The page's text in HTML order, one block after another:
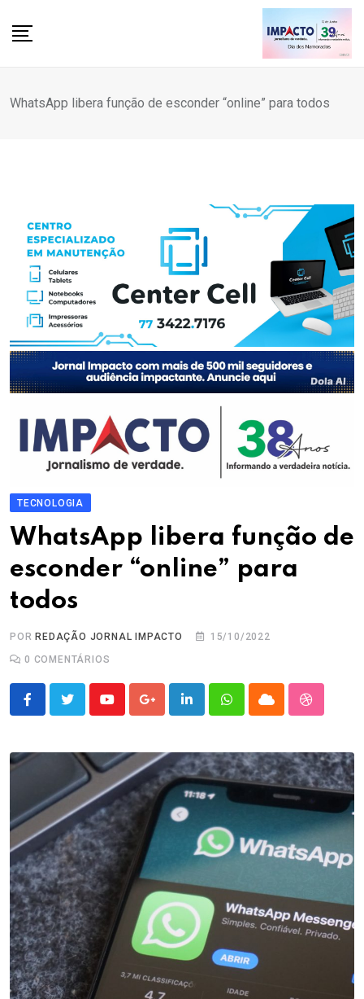
WhatsApp libera função de esconder “online” para todos
TECNOLOGIA
WhatsApp libera função de
esconder “online” para
todos
POR REDAÇÃO JORNAL IMPACTO
15/10/2022
0 COMENTÁRIOS
YoutubeGoogle+LinkedInWhatsappCloud